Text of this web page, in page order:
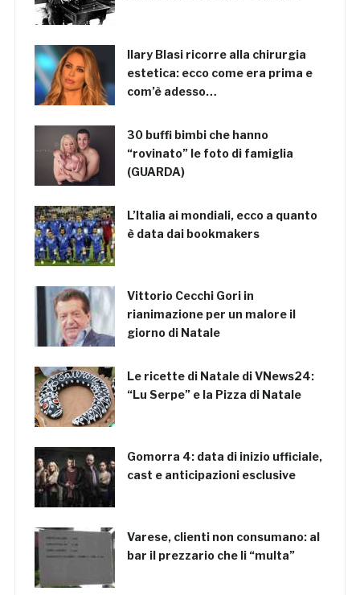
Ilary Blasi ricorre alla chirurgia
estetica: ecco come era prima e
com’è adesso…
30 buffi bimbi che hanno
“rovinato” le foto di famiglia
(GUARDA)
L’Italia ai mondiali, ecco a quanto
è data dai bookmakers
Vittorio Cecchi Gori in
rianimazione per un malore il
giorno di Natale
Le ricette di Natale di VNews24:
“Lu Serpe” e la Pizza di Natale
Gomorra 4: data di inizio ufficiale,
cast e anticipazioni esclusive
Varese, clienti non consumano: al
bar il prezzario che li “multa”